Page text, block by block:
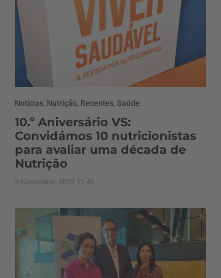
Notícias, Nutrição, Recentes, Saúde
10.º Aniversário VS:
Convidámos 10 nutricionistas
para avaliar uma década de
Nutrição
3 Novembro, 2025 11:45